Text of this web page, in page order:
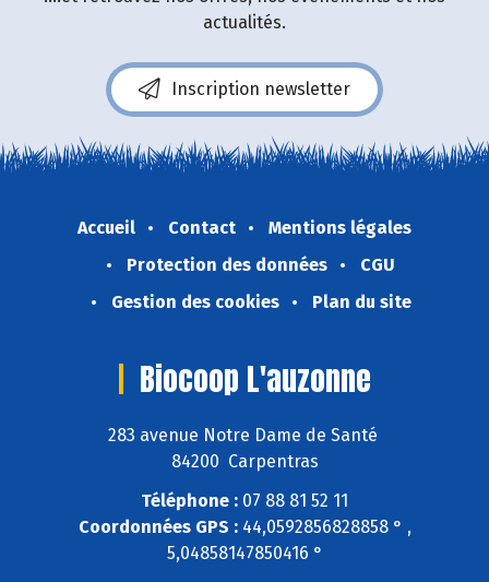
actualités.
Inscription newsletter
Accueil Contact
Mentions légales
Protection des données
CGU
Gestion des cookies
Plan du site
Biocoop L'auzonne
283 avenue Notre Dame de Santé
84200 Carpentras
Téléphone : 07 88 81 52 11
Coordonnées GPS :44,0592856828858 ° ,
5,04858147850416 °